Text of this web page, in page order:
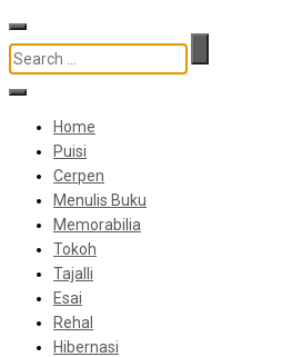
Home
Puisi
Cerpen
Menulis Buku
Memorabilia
Tokoh
Tajalli
Esai
Rehal
Hibernasi